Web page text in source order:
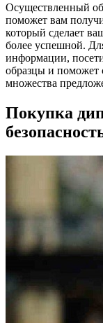
Осуществленный
поможет вам
который сделает
более успешной.
информации,
образцы и поможет
множества
Покупка